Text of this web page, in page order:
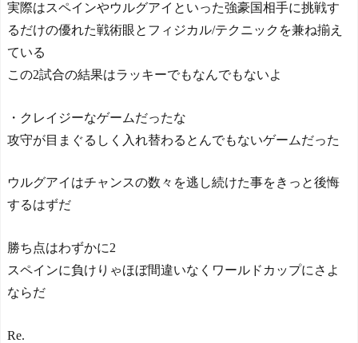
実際はスペインやウルグアイといった強豪国相手に挑戦す
るだけの優れた戦術眼とフィジカル/テクニックを兼ね揃え
ている
この2試合の結果はラッキーでもなんでもないよ
・クレイジーなゲームだったな
攻守が目まぐるしく入れ替わるとんでもないゲームだった
ウルグアイはチャンスの数々を逃し続けた事をきっと後悔
するはずだ
勝ち点はわずかに2
スペインに負けりゃほぼ間違いなくワールドカップにさよ
ならだ
Re.